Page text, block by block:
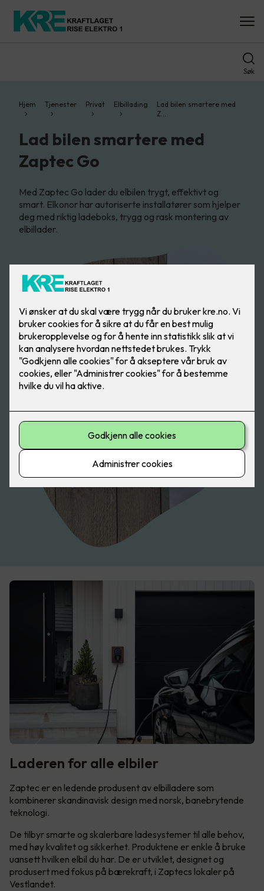
Søk
Hjem Tjenester Privat Elbillading
Lad bilen smartere med
Z…
Lad bilen smartere med
Zaptec Go
Med Zaptec Go lader du elbilen trygt, effektivt og
smart. Elkonor har autoriserte installatører som hjelper
deg med riktig ladeboks, trygg og rask montering av
elbillader.
Laderen for alle elbiler
Zaptec er en ledende produsent av elbilladere som
kombinerer skandinavisk design med norsk, banebrytende
teknologi.
De tilbyr smarte og skalerbare ladesystemer til alle behov,
med høy kvalitet og sikkerhet. Produktene er enkle å bruke
uansett hvilken elbil du har. De er utviklet, designet og
produsert med fokus på bærekraft, i Zaptecs lokaler på
Vestlandet.